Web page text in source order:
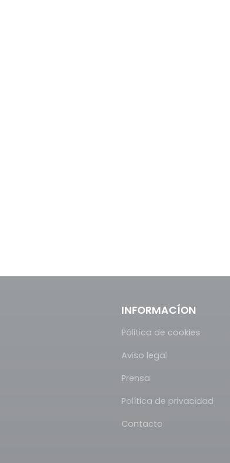
INFORMACÍON
Pólitica de cookies
Aviso legal
Prensa
Política de privacidad
Contacto